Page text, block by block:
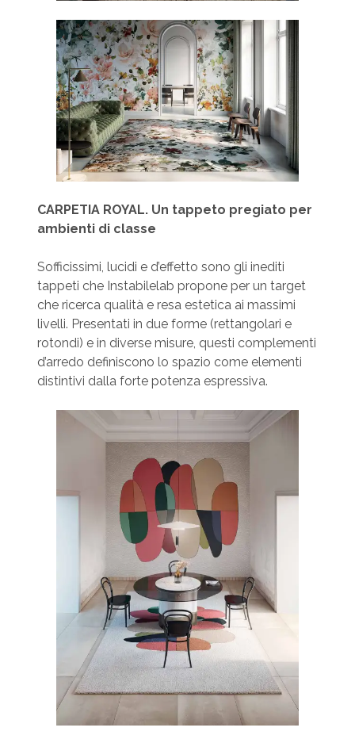
CARPETIA ROYAL. Un tappeto pregiato per
ambienti di classe
Sofficissimi, lucidi e d’effetto sono gli inediti
tappeti che Instabilelab propone per un target
che ricerca qualità e resa estetica ai massimi
livelli. Presentati in due forme (rettangolari e
rotondi) e in diverse misure, questi complementi
d’arredo definiscono lo spazio come elementi
distintivi dalla forte potenza espressiva.